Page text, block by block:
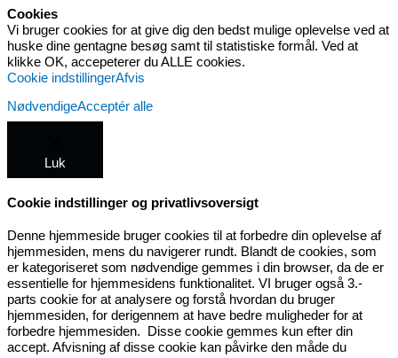
Cookies
Vi bruger cookies for at give dig den bedst mulige oplevelse ved at
huske dine gentagne besøg samt til statistiske formål. Ved at
klikke OK, accepeterer du ALLE cookies.
Cookie indstillingerAfvis
NødvendigeAcceptér alle
Luk
Cookie indstillinger og privatlivsoversigt
Denne hjemmeside bruger cookies til at forbedre din oplevelse af
hjemmesiden, mens du navigerer rundt. Blandt de cookies, som
er kategoriseret som nødvendige gemmes i din browser, da de er
essentielle for hjemmesidens funktionalitet. VI bruger også 3.-
parts cookie for at analysere og forstå hvordan du bruger
hjemmesiden, for derigennem at have bedre muligheder for at
forbedre hjemmesiden. Disse cookie gemmes kun efter din
accept. Afvisning af disse cookie kan påvirke den måde du